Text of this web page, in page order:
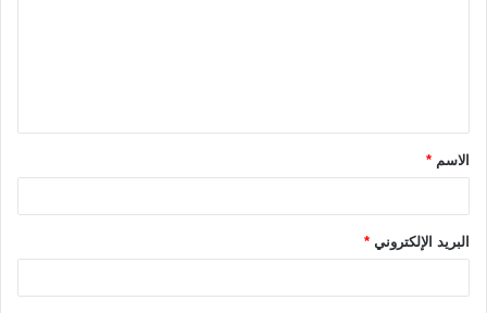
ق
*الاسم *
البريد الإلكتروني *